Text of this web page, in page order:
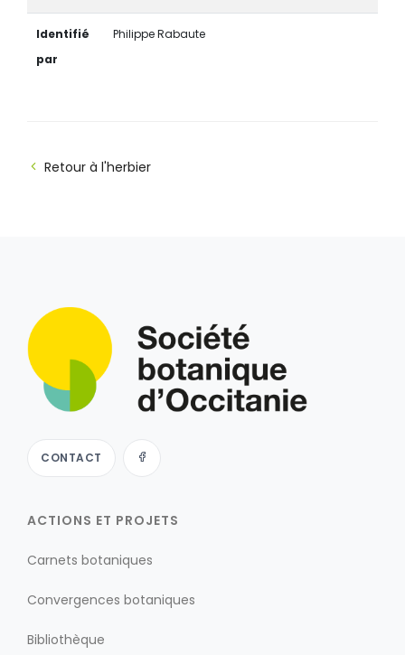
Identifié
par
Philippe Rabaute
Retour à l'herbier
CONTACT
ACTIONS ET PROJETS
Carnets botaniques
Convergences botaniques
Bibliothèque